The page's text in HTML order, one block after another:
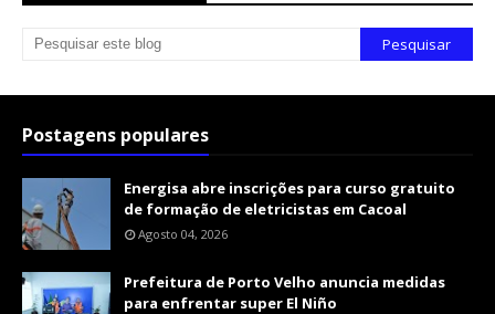
Postagens populares
Energisa abre inscrições para curso gratuito
de formação de eletricistas em Cacoal
Agosto 04, 2026
Prefeitura de Porto Velho anuncia medidas
para enfrentar super El Niño